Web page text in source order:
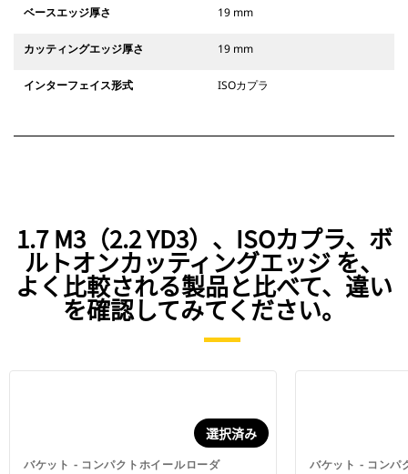
ベースエッジ厚さ 19 mm
カッティングエッジ厚さ 19 mm
インターフェイス形式 ISOカプラ
1.7 M3（2.2 YD3）、ISOカプラ、ボ
ルトオンカッティングエッジ を、
よく比較される製品と比べて、違い
を確認してみてください。
バケット - コンパクトホイールローダ
選択済み
バケット - コンパ